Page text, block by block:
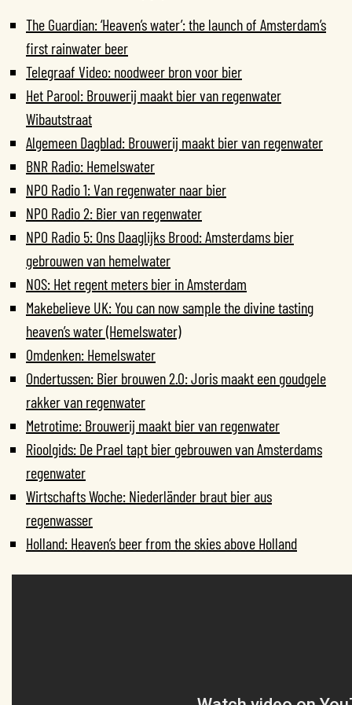
The Guardian: ‘Heaven’s water’: the launch of Amsterdam’s
first rainwater beer
Telegraaf Video: noodweer bron voor bier
Het Parool: Brouwerij maakt bier van regenwater
Wibautstraat
Algemeen Dagblad: Brouwerij maakt bier van regenwater
BNR Radio: Hemelswater
NPO Radio 1: Van regenwater naar bier
NPO Radio 2: Bier van regenwater
NPO Radio 5: Ons Daaglijks Brood: Amsterdams bier
gebrouwen van hemelwater
NOS: Het regent meters bier in Amsterdam
Makebelieve UK: You can now sample the divine tasting
heaven’s water (Hemelswater)
Omdenken: Hemelswater
Ondertussen: Bier brouwen 2.0: Joris maakt een goudgele
rakker van regenwater
Metrotime: Brouwerij maakt bier van regenwater
Rioolgids: De Prael tapt bier gebrouwen van Amsterdams
regenwater
Wirtschafts Woche: Niederländer braut bier aus
regenwasser
Holland: Heaven’s beer from the skies above Holland